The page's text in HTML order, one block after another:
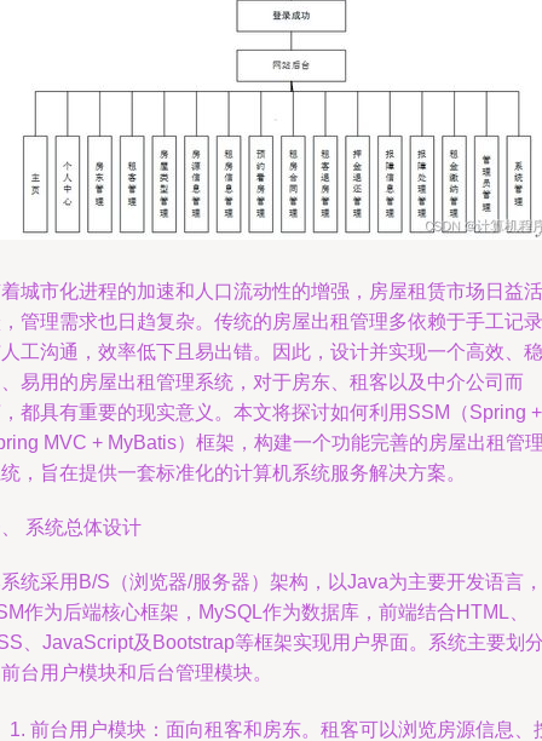
城市化进程的加速和人口流动性的增强，房屋租赁市场日益活
管理需求也日趋复杂。传统的房屋出租管理多依赖于手工记录
工沟通，效率低下且易出错。因此，设计并实现一个高效、稳
易用的房屋出租管理系统，对于房东、租客以及中介公司而
都具有重要的现实意义。本文将探讨如何利用SSM（Spring +
MVC + MyBatis）框架，构建一个功能完善的房屋出租管
，旨在提供一套标准化的计算机系统服务解决方案。
系统总体设计
统采用B/S（浏览器/服务器）架构，以Java为主要开发语言，
作为后端核心框架，MySQL作为数据库，前端结合HTML、
、JavaScript及Bootstrap等框架实现用户界面。系统主要划
台用户模块和后台管理模块。
前台用户模块：面向租客和房东。租客可以浏览房源信息、